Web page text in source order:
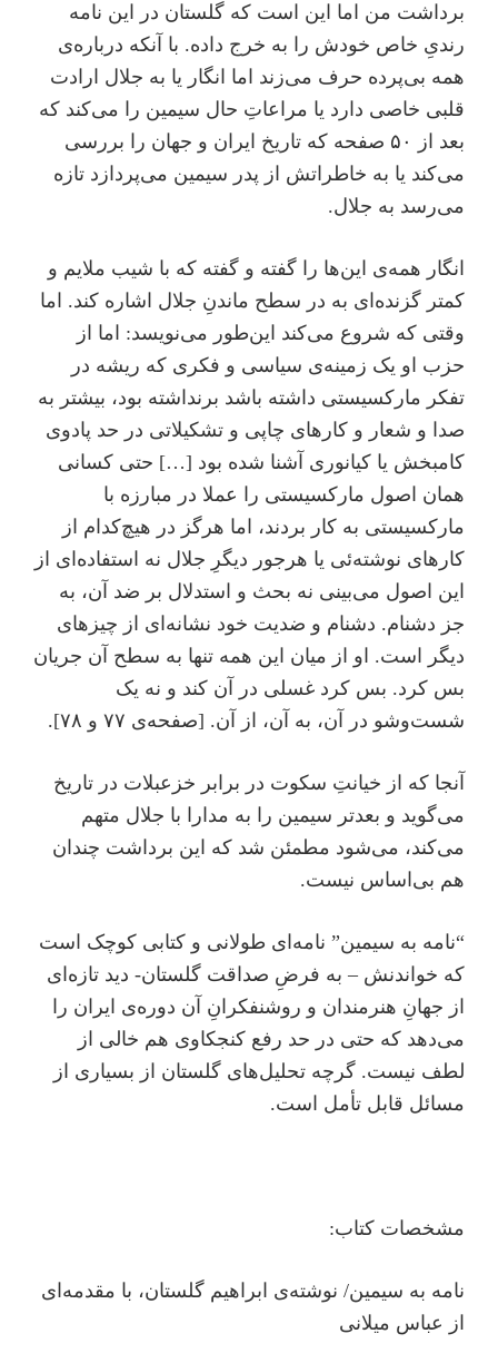
برداشت من اما این است که گلستان در این نامه
رندیِ خاص خودش را به خرج داده. با آنکه درباره‌‌ی
همه بی‌پرده حرف می‌زند اما انگار یا به جلال ارادت
قلبی خاصی دارد یا مراعاتِ حال سیمین را می‌کند که
بعد از ۵۰ صفحه که تاریخ ایران و جهان را بررسی
می‌کند یا به خاطراتش از پدر سیمین می‌پردازد تازه
می‌رسد به جلال.
انگار همه‌ی این‌ها را گفته و گفته که با شیب ملایم و
کمتر گزنده‌ای به در سطح ماندنِ جلال اشاره کند. اما
وقتی که شروع می‌کند این‌طور می‌نویسد: اما از
حزب او یک زمینه‌ی سیاسی و فکری که ریشه در
تفکر مارکسیستی داشته باشد برنداشته بود، بیشتر به
صدا و شعار و کارهای چاپی و تشکیلاتی در حد پادوی
کامبخش یا کیانوری آشنا شده بود […] حتی کسانی
همان اصول مارکسیستی را عملا در مبارزه با
مارکسیستی به کار بردند، اما هرگز در هیچ‌کدام از
کارهای نوشته‌ئی یا هرجور دیگرِ جلال نه استفاده‌ای از
این اصول می‌بینی نه بحث و استدلال بر ضد آن، به
جز دشنام. دشنام و ضدیت خود نشانه‌ای از چیزهای
دیگر است. او از میان این همه تنها به سطح آن جریان
بس کرد. بس کرد غسلی در آن کند و نه یک
شست‌و‌شو در آن، به آن، از آن. [صفحه‌ی ۷۷ و ۷۸].
آنجا که از خیانتِ سکوت در برابر خزعبلات در تاریخ
می‌گوید و بعدتر سیمین را به مدارا با جلال متهم
می‌کند، می‌شود مطمئن شد که این برداشت چندان
هم بی‌اساس نیست.
“نامه به سیمین” نامه‌ای طولانی و کتابی کوچک است
که خواندنش – به فرضِ صداقت گلستان- دید تازه‌ای
از جهانِ هنرمندان و روشنفکرانِ آن دوره‌ی ایران را
می‌دهد که حتی در حد رفع کنجکاوی هم خالی از
لطف نیست. گرچه تحلیل‌های گلستان از بسیاری از
مسائل قابل تأمل است.
مشخصات کتاب:
نامه به سیمین/ نوشته‌ی ابراهیم گلستان، با مقدمه‌ای
از عباس میلانی